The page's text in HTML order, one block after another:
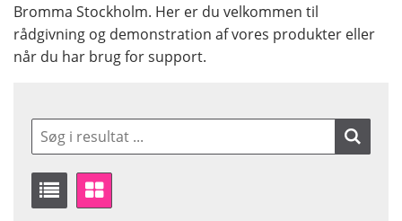
Bromma Stockholm. Her er du velkommen til
rådgivning og demonstration af vores produkter eller
når du har brug for support.